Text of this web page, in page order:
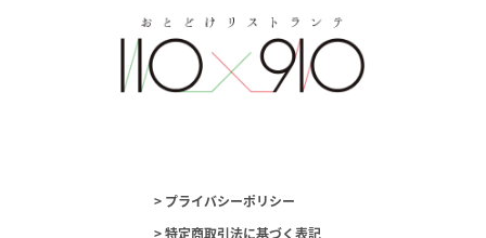
> プライバシーポリシー
> 特定商取引法に基づく表記